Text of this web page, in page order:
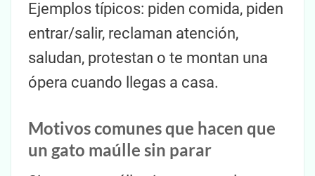
Ejemplos típicos: piden comida, piden
entrar/salir, reclaman atención,
saludan, protestan o te montan una
ópera cuando llegas a casa.
Motivos comunes que hacen que
un gato maúlle sin parar